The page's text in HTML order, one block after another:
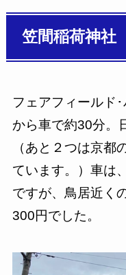
笠間稲荷神社
フェアフィールド
から車で約30分。
（あと２つは京都
ています。）車は
ですが、鳥居近く
300円でした。